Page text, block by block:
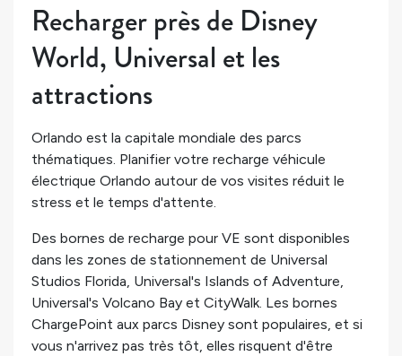
Recharger près de Disney
World, Universal et les
attractions
Orlando est la capitale mondiale des parcs
thématiques. Planifier votre recharge véhicule
électrique Orlando autour de vos visites réduit le
stress et le temps d'attente.
Des bornes de recharge pour VE sont disponibles
dans les zones de stationnement de Universal
Studios Florida, Universal's Islands of Adventure,
Universal's Volcano Bay et CityWalk. Les bornes
ChargePoint aux parcs Disney sont populaires, et si
vous n'arrivez pas très tôt, elles risquent d'être